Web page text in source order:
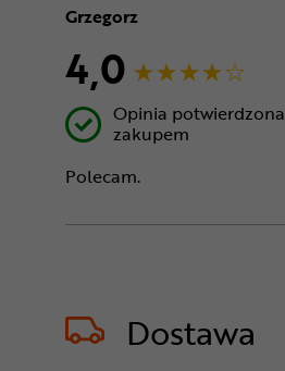
Grzegorz
4,0
Opinia potwierdzona
zakupem
Polecam.
Dostawa